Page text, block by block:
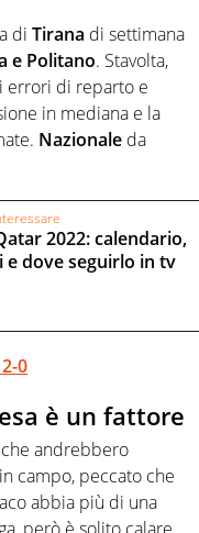
di Tirana di settimana
e Politano. Stavolta,
errori di reparto e
in mediana e la
Nazionale da
2022: calendario,
e dove seguirlo in tv
0
è un fattore
andrebbero
campo, peccato che
abbia più di una